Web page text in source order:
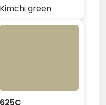
Kimchi green
625C